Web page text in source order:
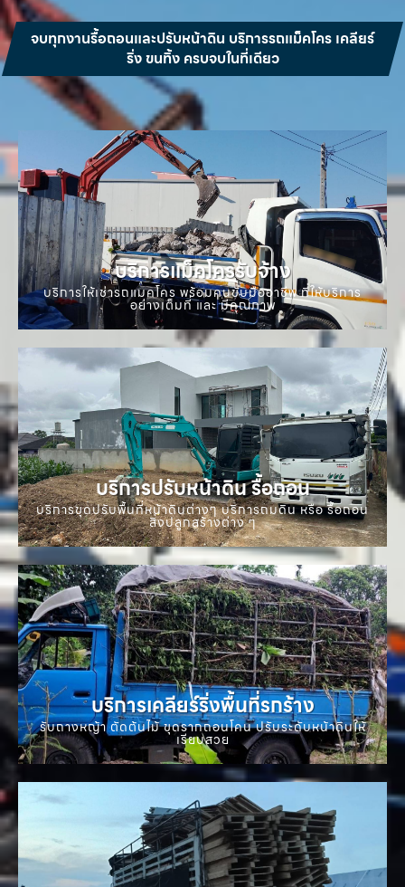
จบทุกงานรื้อถอนและปรับหน้าดิน บริการรถแม็คโคร เคลียร์
ริ่ง ขนทิ้ง ครบจบในที่เดียว
บริการแม็คโครรับจ้าง
บริการให้เช่ารถแมคโคร พร้อมคนขับมืออาชีพ ที่ให้บริการ
อย่างเต็มที่ และ มีคุณภาพ
บริการปรับหน้าดิน รื้อถอน
บริการขุดปรับพื้นที่หน้าดินต่างๆ บริการถมดิน หรือ รื้อถอน
สิ่งปลูกสร้างต่าง ๆ
บริการเคลียร์ริ่งพื้นที่รกร้าง
รับถางหญ้า ตัดต้นไม้ ขุดรากถอนโคน ปรับระดับหน้าดินให้
เรียบสวย